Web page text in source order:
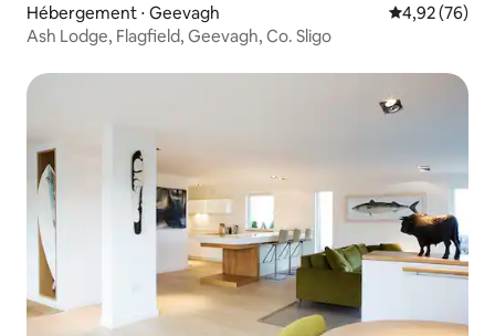
Hébergement ⋅ Geevagh Évaluation
4,92 (76)
Ash Lodge, Flagfield, Geevagh, Co. Sligo